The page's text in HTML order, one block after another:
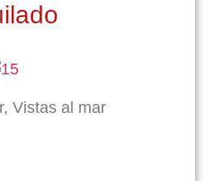
Vistas al mar